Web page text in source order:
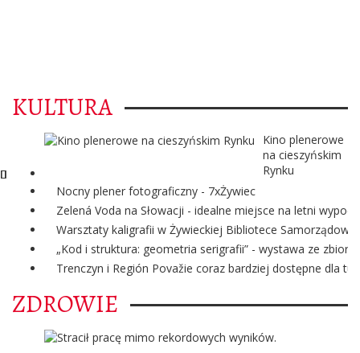
KULTURA
Kino plenerowe
na cieszyńskim
Rynku
Nocny plener fotograficzny - 7xŻywiec
Zelená Voda na Słowacji - idealne miejsce na letni
Warsztaty kaligrafii w Żywieckiej Bibliotece Samorządowej
„Kod i struktura: geometria serigrafii” - wystawa ze
Trenczyn i Región Považie coraz bardziej dostępne dla
ZDROWIE